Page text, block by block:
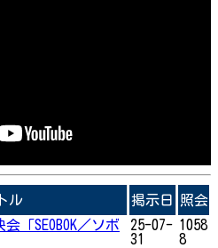
ル 掲示日 照会
「SEOBOK／ソボ
25-07-
31
1058
8